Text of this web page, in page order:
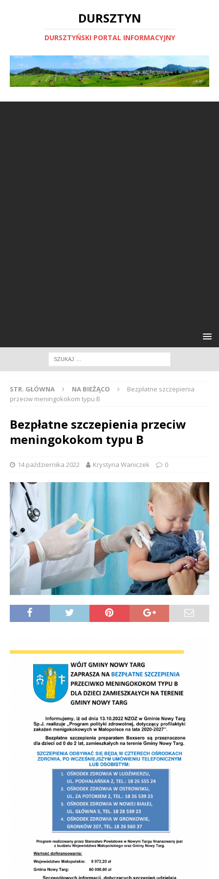
DURSZTYN
DURSZTYŃSKI PORTAL INFORMACYJNY
STR. GŁÓWNA NA BIEŻĄCO
Bezpłatne szczepienia
przeciw meningokokom typu B
Bezpłatne szczepienia przeciw
meningokokom typu B
14 października 2022 Krystyna Waniczek 0